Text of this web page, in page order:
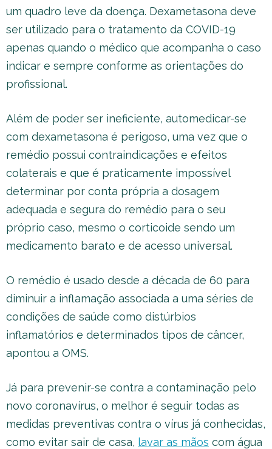
um quadro leve da doença. Dexametasona deve
ser utilizado para o tratamento da COVID-19
apenas quando o médico que acompanha o caso
indicar e sempre conforme as orientações do
profissional.
Além de poder ser ineficiente, automedicar-se
com dexametasona é perigoso, uma vez que o
remédio possui contraindicações e efeitos
colaterais e que é praticamente impossível
determinar por conta própria a dosagem
adequada e segura do remédio para o seu
próprio caso, mesmo o corticoide sendo um
medicamento barato e de acesso universal.
O remédio é usado desde a década de 60 para
diminuir a inflamação associada a uma séries de
condições de saúde como distúrbios
inflamatórios e determinados tipos de câncer,
apontou a OMS.
Já para prevenir-se contra a contaminação pelo
novo coronavírus, o melhor é seguir todas as
medidas preventivas contra o vírus já conhecidas,
como evitar sair de casa, lavar as mãos com água